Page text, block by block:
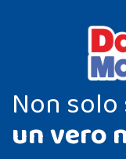
Non
un vero